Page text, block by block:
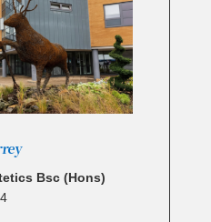
Bsc (Hons)